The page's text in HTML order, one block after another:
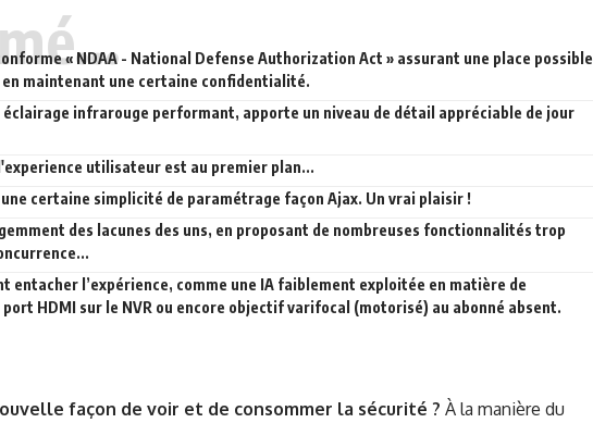
« NDAA - National Defense Authorization Act » assurant une place possible
maintenant une certaine confidentialité.
éclairage infrarouge performant, apporte un niveau de détail appréciable de jour
utilisateur est au premier plan...
certaine simplicité de paramétrage façon Ajax. Un vrai plaisir !
des lacunes des uns, en proposant de nombreuses fonctionnalités trop
entacher l’expérience, comme une IA faiblement exploitée en matière de
HDMI sur le NVR ou encore objectif varifocal (motorisé) au abonné absent.
façon de voir et de consommer la sécurité ? À la manière du